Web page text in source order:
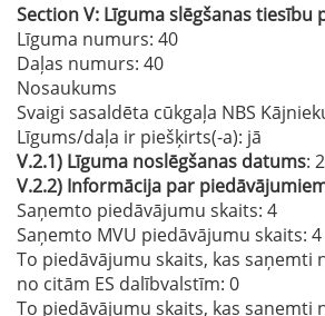
SectionV: Līguma slēgšanas tiesību
Līguma numurs: 40
Daļas numurs: 40
Nosaukums
Svaigi sasaldēta cūkgaļa NBS
Līgums/daļa ir piešķirts(-a): jā
V.2.1) Līguma noslēgšanas datums:
V.2.2) Informācija par
Saņemto piedāvājumu skaits: 4
Saņemto MVU piedāvājumu skaits: 4
To piedāvājumu skaits, kas saņemti
no citām ES dalībvalstīm: 0
To piedāvājumu skaits, kas saņemti